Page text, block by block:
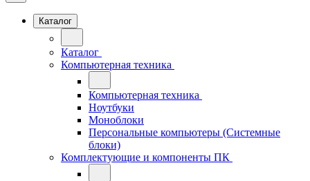
Каталог
Каталог
Компьютерная техника
Компьютерная техника
Ноутбуки
Моноблоки
Персональные компьютеры (Системные
блоки)
Комплектующие и компоненты ПК